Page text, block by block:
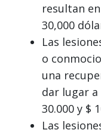
resultan
30,000
Las
o
una
dar lugar
30.000 y $
Las